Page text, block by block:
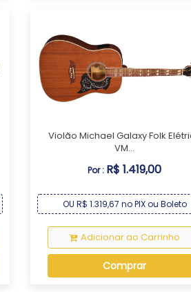
Violão Michael Galaxy Folk
VM...
Por : R$ 1.419,00
OU R$ 1.319,67 no PIX ou Boleto
Adicionar ao Carrinho
Comprar